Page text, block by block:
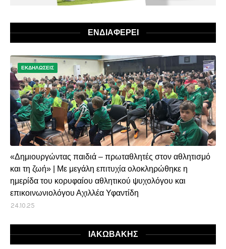
ΕΝΔΙΑΦΕΡΕΙ
ΕΚΔΗΛΩΣΕΙΣ
«Δημιουργώντας παιδιά – πρωταθλητές στον αθλητισμό
και τη ζωή» | Με μεγάλη επιτυχία ολοκληρώθηκε η
ημερίδα του κορυφαίου αθλητικού ψυχολόγου και
επικοινωνιολόγου Αχιλλέα Υφαντίδη
24.10.25
ΙΑΚΩΒΑΚΗΣ